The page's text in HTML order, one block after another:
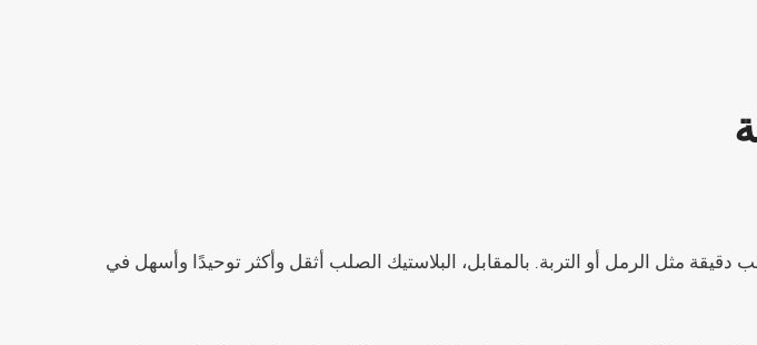
مثل الرمل أو التربة. بالمقابل، البلاستيك الصلب أثقل وأكثر توحيدًا وأسهل في